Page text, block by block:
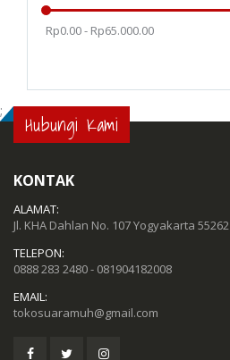
Rp0.00 - Rp65.000.00
; Hubungi Kami
KONTAK
ALAMAT:
Jl. KHA Dahlan No. 107 Yogyakarta 55262
TELEPON:
0888 283 2480 - 081904182008
EMAIL:
tokosuaramuh@gmail.com